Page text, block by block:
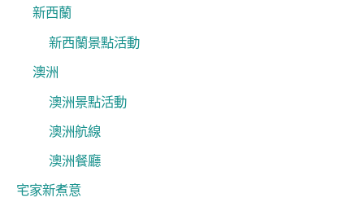
新西蘭
新西蘭景點活動
澳洲
澳洲景點活動
澳洲航線
澳洲餐廳
宅家新煮意